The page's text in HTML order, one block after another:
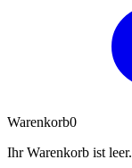
Warenkorb0
Ihr Warenkorb ist leer.